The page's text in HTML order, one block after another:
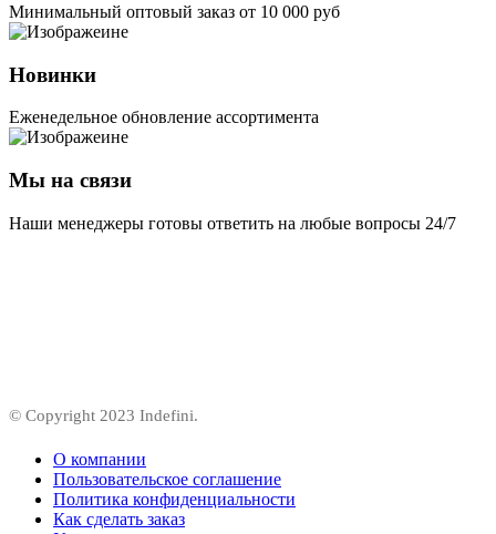
Минимальный оптовый заказ от 10 000 руб
Новинки
Еженедельное обновление ассортимента
Мы на связи
Наши менеджеры готовы ответить на любые вопросы 24/7
© Copyright 2023 Indefini.
О компании
Пользовательское соглашение
Политика конфиденциальности
Как сделать заказ